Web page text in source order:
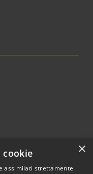
×
assimilati strettamente